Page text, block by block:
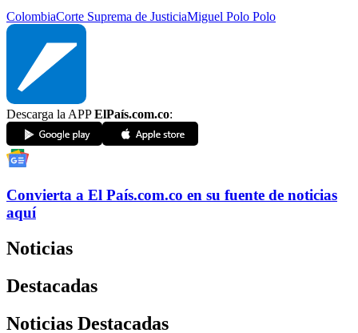
ColombiaCorte Suprema de JusticiaMiguel Polo Polo
Descarga la APPElPaís.com.co:
Convierta a El País.com.co en su fuente de noticias
aquí
Noticias
Destacadas
Noticias Destacadas